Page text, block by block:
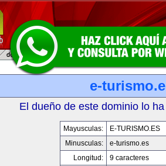
e-
El dueño de este dominio lo
Mayusculas:
E-TURISMO.ES
Minusculas:
e-turismo.es
Longitud:
9 caracteres